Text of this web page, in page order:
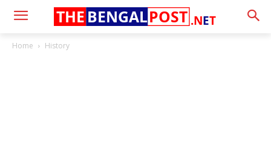
.NET
THE BENGALPOST
Home History